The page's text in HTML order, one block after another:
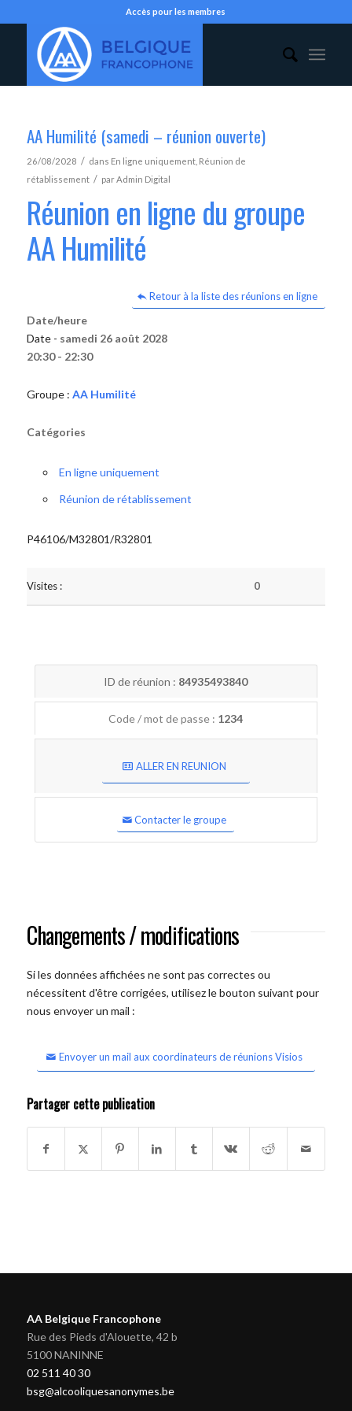
Accès pour les membres
AA Humilité (samedi – réunion ouverte)
26/08/2028 / dans En ligne uniquement, Réunion de
rétablissement / parAdmin Digital
Réunion en ligne du groupe
AA Humilité
Retour à la liste des réunions en ligne
Date/heure
Date - samedi 26 août 2028
20:30 - 22:30
Groupe : AA Humilité
Catégories
En ligne uniquement
Réunion de rétablissement
P46106/M32801/R32801
Visites : 0
ID de réunion : 84935493840
Code / mot de passe : 1234
ALLER EN REUNION
Contacter le groupe
Changements / modifications
Si les données affichées ne sont pas correctes ou
nécessitent d'être corrigées, utilisez le bouton suivant pour
nous envoyer un mail :
Envoyer un mail aux coordinateurs de réunions Visios
Partager cette publication
AA Belgique Francophone
Rue des Pieds d'Alouette, 42 b
5100 NANINNE
02 511 40 30
bsg@alcooliquesanonymes.be